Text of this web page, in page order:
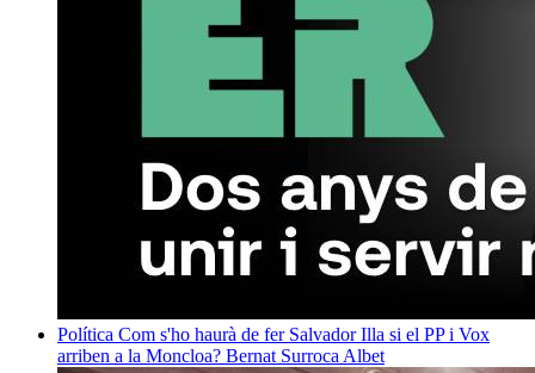
Política Com s'ho haurà de fer Salvador Illa si el PP i Vox
arriben a la Moncloa? Bernat Surroca Albet